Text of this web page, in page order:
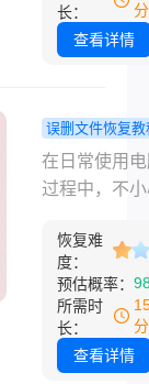
会影响我们
效率，还可
消失了怎么
呢？本文将
绍几种常见
方法，帮助
决这一难题。
长：
查看详情
误删文件恢复教
脑怎么找回
删除的文件
试！
在日常使用
过程中，不
常见的问题
的是，尽管
标记为“永久
但在一定条
我们仍然有
恢复难
度：
预估概率：
所需时
长：
查看详情